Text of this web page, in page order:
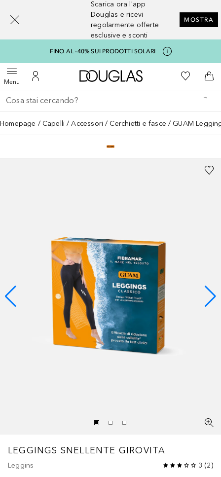
Scarica ora l'app
Douglas e ricevi
regolarmente offerte
esclusive e sconti
MOSTRA
FINO AL -40% SUI PRODOTTI SOLARI
MenuApri menuAl Mio Account
A Douglas HomeAlla Mia
Al
Torna indietro
Esegui ricerca
Homepage Capelli Accessori Cerchietti e fasce GUAM
LEGGINGS SNELLENTE GIROVITA
Leggins 3 (2)
[navigation.slideout.screenreader]